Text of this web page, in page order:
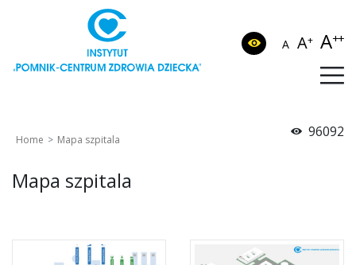
A A+ A++
Home Mapa szpitala 96092
Mapa szpitala